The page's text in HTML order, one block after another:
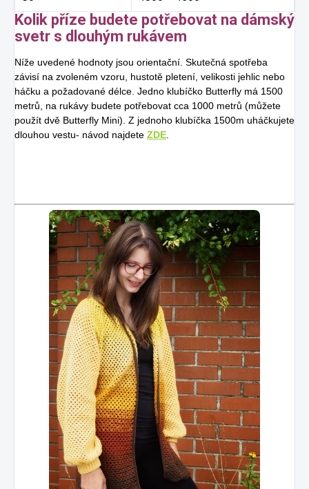
Kolik příze budete potřebovat na dámský
svetr s dlouhým rukávem
Níže uvedené hodnoty jsou orientační. Skutečná spotřeba
závisí na zvoleném vzoru, hustotě pletení, velikosti jehlic nebo
háčku a požadované délce. Jedno klubíčko Butterfly má 1500
metrů, na rukávy budete potřebovat cca 1000 metrů (můžete
použít dvě Butterfly Mini). Z jednoho klubíčka 1500m uháčkujete
dlouhou vestu- návod najdete ZDE